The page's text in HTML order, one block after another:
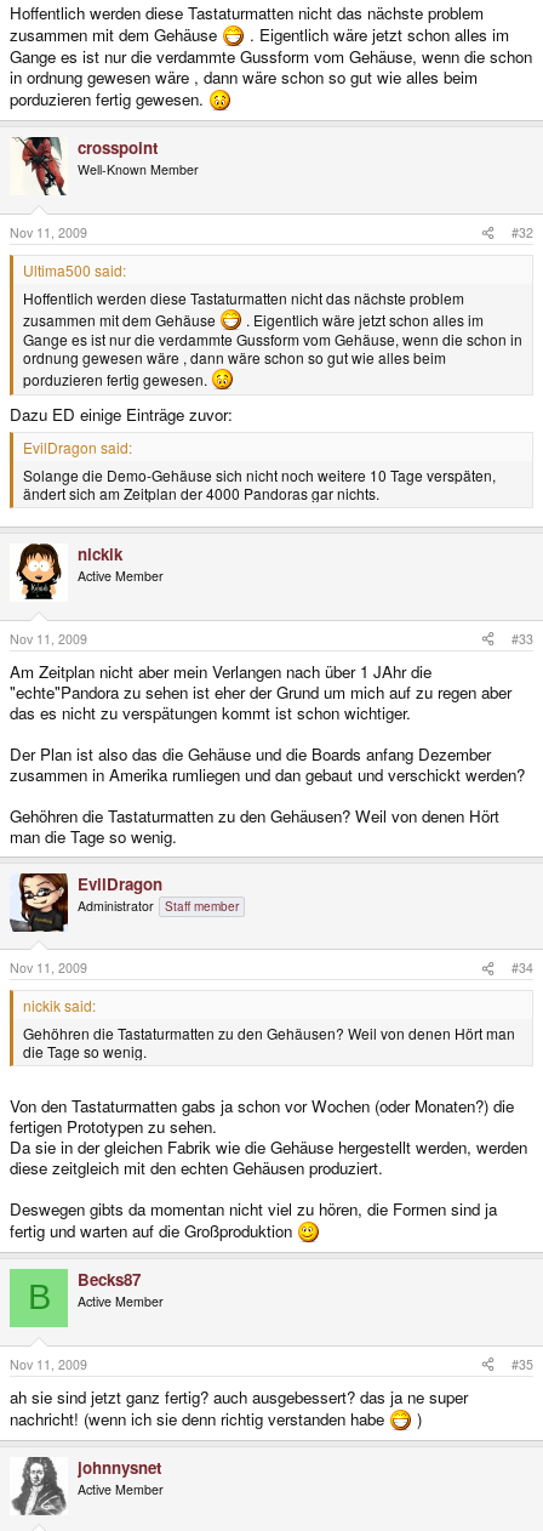
Hoffentlich werden diese Tastaturmatten nicht das nächste problem
zusammen mit dem Gehäuse
. Eigentlich wäre jetzt schon alles im
Gange es ist nur die verdammte Gussform vom Gehäuse, wenn die schon
in ordnung gewesen wäre , dann wäre schon so gut wie alles beim
porduzieren fertig gewesen.
crosspoint
Well-Known Member
Nov 11, 2009 #32
Ultima500 said:
Hoffentlich werden diese Tastaturmatten nicht das nächste problem
zusammen mit dem Gehäuse
. Eigentlich wäre jetzt schon alles im
Gange es ist nur die verdammte Gussform vom Gehäuse, wenn die schon in
ordnung gewesen wäre , dann wäre schon so gut wie alles beim
porduzieren fertig gewesen.
Dazu ED einige Einträge zuvor:
EvilDragon said:
Solange die Demo-Gehäuse sich nicht noch weitere 10 Tage verspäten,
ändert sich am Zeitplan der 4000 Pandoras gar nichts.
nickik
Active Member
Nov 11, 2009 #33
Am Zeitplan nicht aber mein Verlangen nach über 1 JAhr die
"echte"Pandora zu sehen ist eher der Grund um mich auf zu regen aber
das es nicht zu verspätungen kommt ist schon wichtiger.
Der Plan ist also das die Gehäuse und die Boards anfang Dezember
zusammen in Amerika rumliegen und dan gebaut und verschickt werden?
Gehöhren die Tastaturmatten zu den Gehäusen? Weil von denen Hört
man die Tage so wenig.
EvilDragon
Administrator Staff member
Nov 11, 2009 #34
nickik said:
Gehöhren die Tastaturmatten zu den Gehäusen? Weil von denen Hört man
die Tage so wenig.
Von den Tastaturmatten gabs ja schon vor Wochen (oder Monaten?) die
fertigen Prototypen zu sehen.
Da sie in der gleichen Fabrik wie die Gehäuse hergestellt werden, werden
diese zeitgleich mit den echten Gehäusen produziert.
Deswegen gibts da momentan nicht viel zu hören, die Formen sind ja
fertig und warten auf die Großproduktion
B Becks87
Active Member
Nov 11, 2009 #35
ah sie sind jetzt ganz fertig? auch ausgebessert? das ja ne super
nachricht! (wenn ich sie denn richtig verstanden habe
)
johnnysnet
Active Member